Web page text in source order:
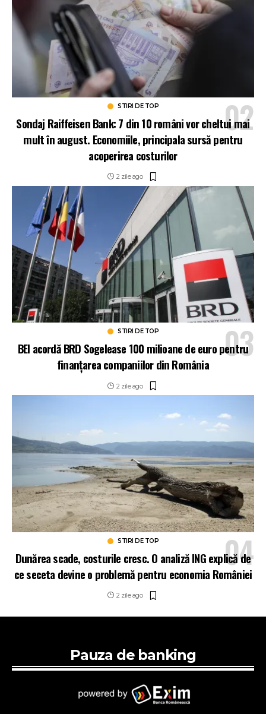
STIRI DE TOP
Sondaj Raiffeisen Bank: 7 din 10 români vor cheltui mai
mult în august. Economiile, principala sursă pentru
acoperirea costurilor
2 zile ago
STIRI DE TOP
BEI acordă BRD Sogelease 100 milioane de euro pentru
finanțarea companiilor din România
2 zile ago
STIRI DE TOP
Dunărea scade, costurile cresc. O analiză ING explică de
ce seceta devine o problemă pentru economia României
2 zile ago
Pauza de banking